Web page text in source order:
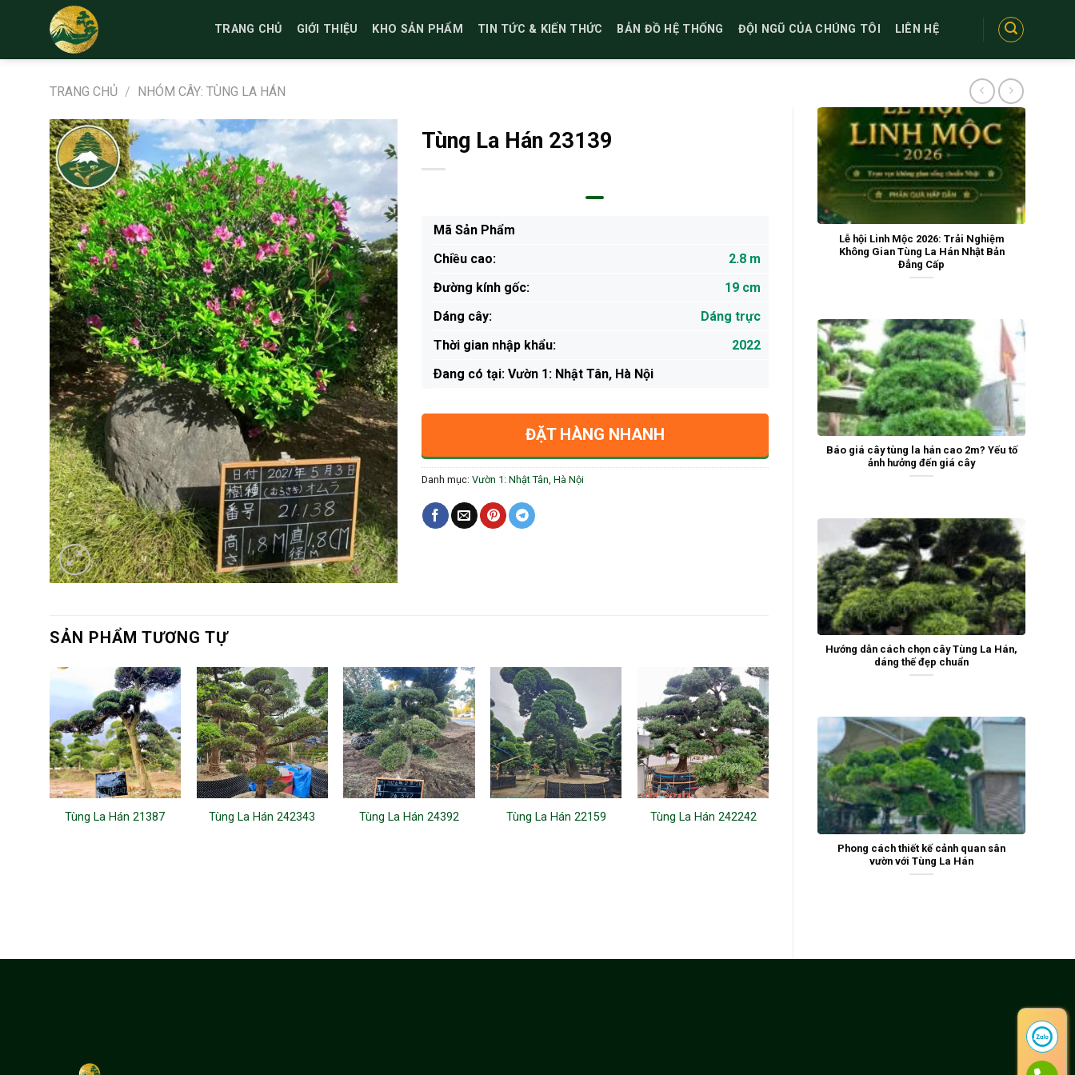
TRANG CHỦ GIỚI THIỆU KHO SẢN PHẨM TIN TỨC & KIẾN THỨC BẢN ĐỒ HỆ THỐNG ĐỘI NGŨ CỦA CHÚNG TÔI LIÊN HỆ
TRANG CHỦ / NHÓM CÂY: TÙNG LA HÁN
Lễ hội Linh Mộc 2026: Trải Nghiệm
Không Gian Tùng La Hán Nhật Bản
Đẳng Cấp
Báo giá cây tùng la hán cao 2m? Yếu tố
ảnh hưởng đến giá cây
Hướng dẫn cách chọn cây Tùng La Hán,
dáng thế đẹp chuẩn
Phong cách thiết kế cảnh quan sân
vườn với Tùng La Hán
Tùng La Hán 23139
Mã Sản Phẩm
Chiều cao:
2.8 m
Đường kính gốc:
19 cm
Dáng cây:
Dáng trực
Thời gian nhập khẩu:
2022
Ðang có tại: Vườn 1: Nhật Tân, Hà Nội
ĐẶT HÀNG NHANH
Danh mục: Vườn 1: Nhật Tân, Hà Nội
SẢN PHẨM TƯƠNG TỰ
Tùng La Hán 21387 Tùng La Hán 242343 Tùng La Hán 24392 Tùng La Hán 22159 Tùng La Hán 242242 Tùng la hán 19303 Tùng La Hán 241611